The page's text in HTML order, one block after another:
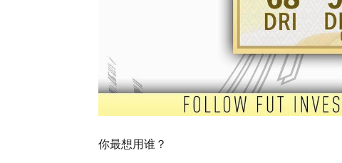
你最想用谁？